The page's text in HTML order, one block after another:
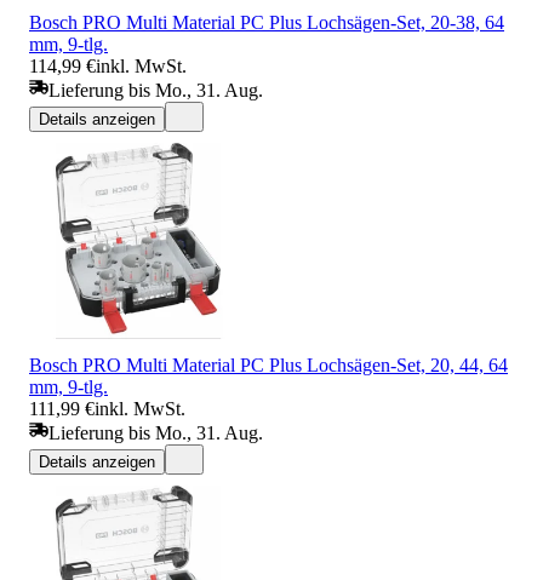
Bosch PRO Multi Material PC Plus Lochsägen-Set, 20-38, 64
mm, 9-tlg.
114,99 €inkl. MwSt.
Lieferung bis Mo., 31. Aug.
Details anzeigen
Bosch PRO Multi Material PC Plus Lochsägen-Set, 20, 44, 64
mm, 9-tlg.
111,99 €inkl. MwSt.
Lieferung bis Mo., 31. Aug.
Details anzeigen